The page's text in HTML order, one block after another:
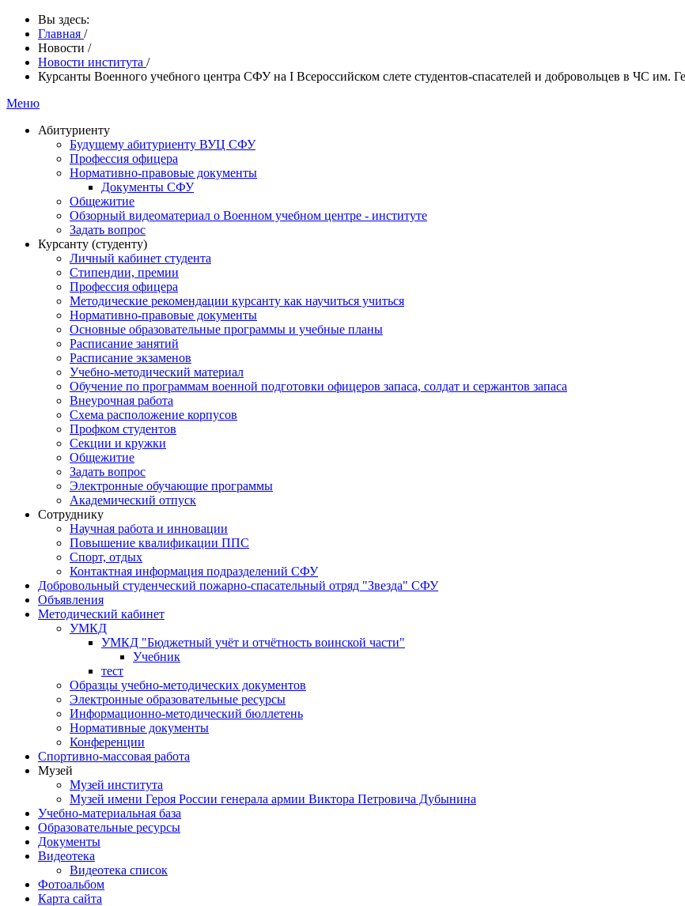
Вы здесь:
Главная /
Новости /
Новости института /
Курсанты Военного учебного центра СФУ на I Всероссийском слете студентов-спасателей и добровольцев в ЧС им.
Меню
Абитуриенту
Будущему абитуриенту ВУЦ СФУ
Профессия офицера
Нормативно-правовые документы
Документы СФУ
Общежитие
Обзорный видеоматериал о Военном учебном центре - институте
Задать вопрос
Курсанту (студенту)
Личный кабинет студента
Стипендии, премии
Профессия офицера
Методические рекомендации курсанту как научиться учиться
Нормативно-правовые документы
Основные образовательные программы и учебные планы
Расписание занятий
Расписание экзаменов
Учебно-методический материал
Обучение по программам военной подготовки офицеров запаса, солдат и сержантов запаса
Внеурочная работа
Схема расположение корпусов
Профком студентов
Секции и кружки
Общежитие
Задать вопрос
Электронные обучающие программы
Академический отпуск
Сотруднику
Научная работа и инновации
Повышение квалификации ППС
Спорт, отдых
Контактная информация подразделений СФУ
Добровольный студенческий пожарно-спасательный отряд "Звезда" СФУ
Объявления
Методический кабинет
УМКД
УМКД "Бюджетный учёт и отчётность воинской части"
Учебник
тест
Образцы учебно-методических документов
Электронные образовательные ресурсы
Информационно-методический бюллетень
Нормативные документы
Конференции
Спортивно-массовая работа
Музей
Музей института
Музей имени Героя России генерала армии Виктора Петровича Дубынина
Учебно-материальная база
Образовательные ресурсы
Документы
Видеотека
Видеотека список
Фотоальбом
Карта сайта